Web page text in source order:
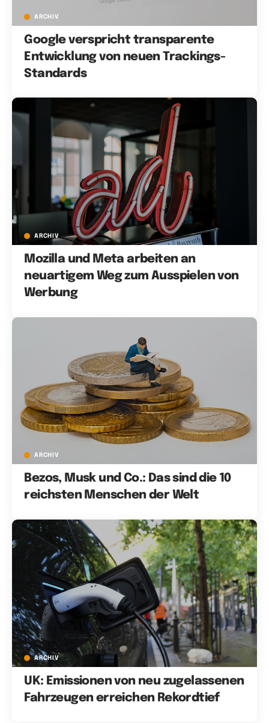
ARCHIV
Google verspricht transparente
Entwicklung von neuen Trackings-
Standards
ARCHIV
Mozilla und Meta arbeiten an
neuartigem Weg zum Ausspielen von
Werbung
ARCHIV
Bezos, Musk und Co.: Das sind die 10
reichsten Menschen der Welt
ARCHIV
UK: Emissionen von neu zugelassenen
Fahrzeugen erreichen Rekordtief